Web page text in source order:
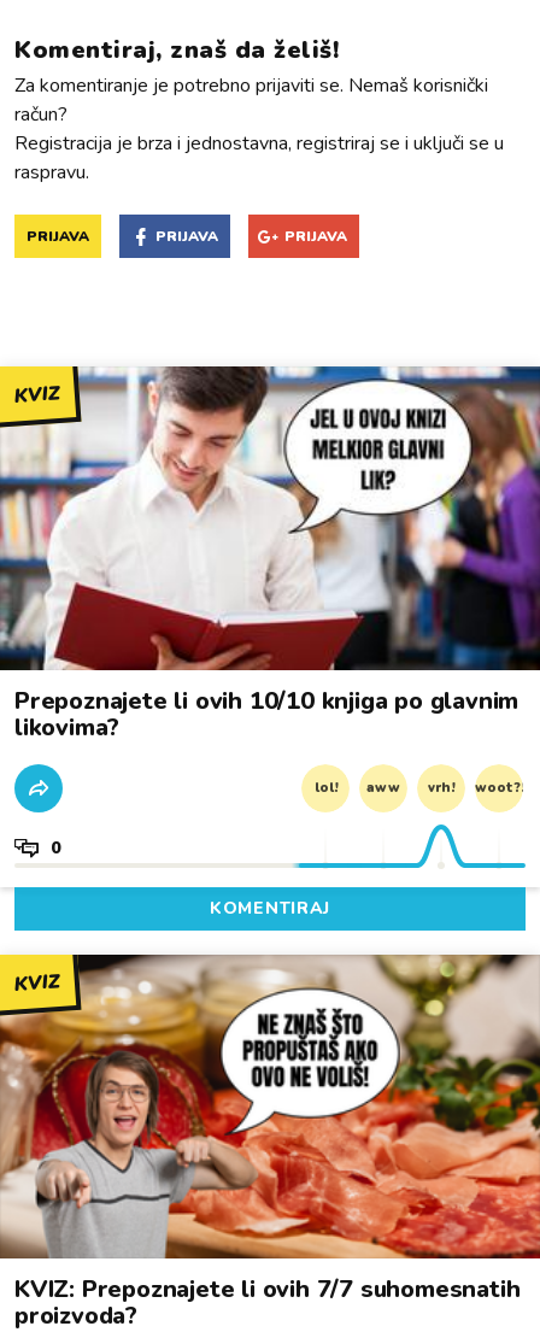
Komentiraj, znaš da želiš!
Za komentiranje je potrebno prijaviti se. Nemaš korisnički
račun?
Registracija je brza i jednostavna, registriraj se i uključi se u
raspravu.
PRIJAVA PRIJAVA PRIJAVA
KVIZ
Prepoznajete li ovih 10/10 knjiga po glavnim
likovima?
lol! aww vrh! woot?!
0
KOMENTIRAJ
KVIZ
KVIZ: Prepoznajete li ovih 7/7 suhomesnatih
proizvoda?